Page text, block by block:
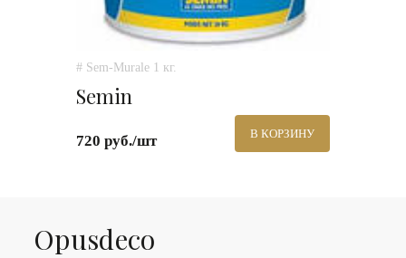
# Sem-Murale 1 кг.
Semin
720 руб./шт В КОРЗИНУ
Оpusdeco